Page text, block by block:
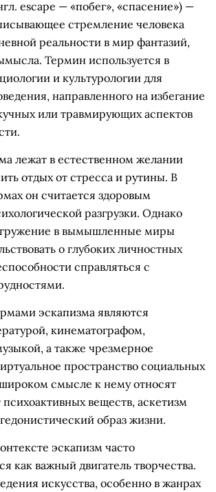
escape — «побег», «спасение») —
стремление человека
реальности в мир фантазий,
Термин используется в
и культурологии для
направленного на избегание
или травмирующих аспектов
лежат в естественном желании
отдых от стресса и рутины. В
он считается здоровым
разгрузки. Однако
в вымышленные миры
о глубоких личностных
справляться с
эскапизма являются
кинематографом,
а также чрезмерное
пространство социальных
смысле к нему относят
психоактивных веществ, аскетизм
образ жизни.
эскапизм часто
как важный двигатель творчества.
искусства, особенно в жанрах